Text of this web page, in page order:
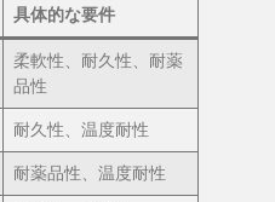
具体的な要件
柔軟性、耐久性、耐薬
品性
耐久性、温度耐性
耐薬品性、温度耐性